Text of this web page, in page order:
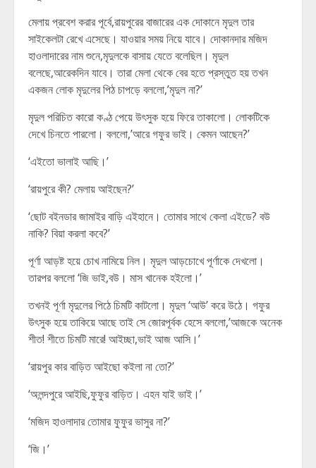
মেলায় প্রবেশ করার পূর্বে,রায়পুরের বাজারের এক দোকানে মৃদুল তার
সাইকেলটা রেখে এসেছে। যাওয়ার সময় নিয়ে যাবে। দোকানদার মজিদ
হাওলাদারের নাম শুনে,মৃদুলকে বাসায় যেতে বলেছিল। মৃদুল
বলেছে,আরেকদিন যাবে। তারা মেলা থেকে বের হতে প্রস্তুত হয় তখন
একজন লোক মৃদুলের পিঠ চাপড়ে বললো,’মৃদুল না?’
মৃদুল পরিচিত কারো কণ্ঠ পেয়ে উৎসুক হয়ে ফিরে তাকালো। লোকটিকে
দেখে চিনতে পারলো। বললো,’আরে গফুর ভাই। কেমন আছেন?’
‘এইতো ভালাই আছি।’
‘রায়পুরে কী? মেলায় আইছেন?’
‘ছোট বইনডার জামাইর বাড়ি এইহানে। তোমার সাথে কেলা এইডে? বউ
নাকি? বিয়া করলা কবে?’
পূর্ণা আড়ষ্ট হয়ে চোখ নামিয়ে নিল। মৃদুল আড়চোখে পূর্ণাকে দেখলো।
তারপর বললো ‘জি ভাই,বউ। মাস খানেক হইলো।’
তখনই পূর্ণা মৃদুলের পিঠে চিমটি কাটলো। মৃদুল ‘আউ’ করে উঠে। গফুর
উৎসুক হয়ে তাকিয়ে আছে তাই সে জোরপূর্বক হেসে বললো,’আজকে অনেক
শীত! শীতে চিমটি মারে! আইচ্ছা,ভাই আজ আসি।’
‘রায়পুর কার বাড়িত আইছো কইলা না তো?’
‘অলন্দপুরে আইছি,ফুফুর বাড়িত। এহন যাই ভাই।’
‘মজিদ হাওলাদার তোমার ফুফুর ভাসুর না?’
‘জি।’